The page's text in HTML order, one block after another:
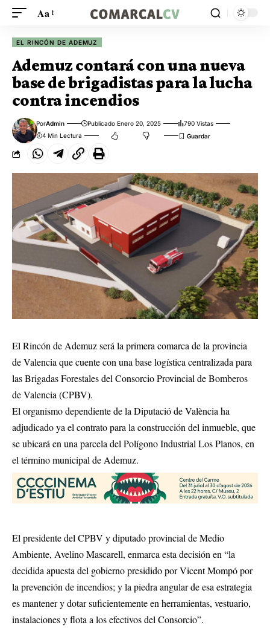
Aa
EL RINCÓN DE ADEMUZ
Ademuz contará con una nueva
base de brigadistas para la lucha
contra incendios
PorAdmin Publicado Enero 20, 2025
790 Vistas
4 Min Lectura
El Rincón de Ademuz será la primera comarca de la provincia
de Valencia que cuente con una base logística centralizada para
las Brigadas Forestales del Consorcio Provincial de Bomberos
de Valencia (CPBV).
El organismo dependiente de la Diputació de València ha
adjudicado ya el contrato para la construcción del inmueble, que
se ubicará en una parcela del Polígono Industrial Los Planos, en
el término municipal de Ademuz.
El presidente del CPBV y diputado provincial de Medio
Ambiente, Avelino Mascarell, enmarca esta decisión en “la
decidida apuesta del gobierno presidido por Vicent Mompó por
la prevención de incendios; y la piedra angular de esa estrategia
es mantener y dotar suficientemente en herramientas, vestuario,
instalaciones y flota a los efectivos del Consorcio”.